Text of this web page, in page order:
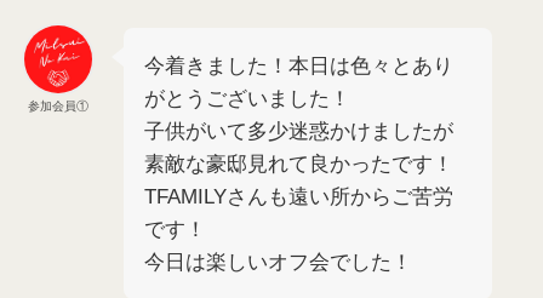
参加会員①
今着きました！本日は色々とあり
がとうございました！
子供がいて多少迷惑かけましたが
素敵な豪邸見れて良かったです！
TFAMILYさんも遠い所からご苦労
です！
今日は楽しいオフ会でした！